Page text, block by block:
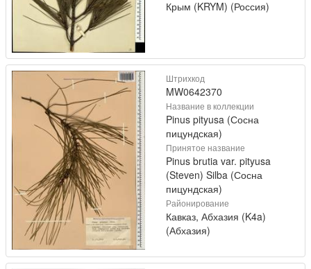
Крым (KRYM) (Россия)
Штрихкод
MW0642370
Название в коллекции
Pinus pityusa (Сосна
пицундская)
Принятое название
Pinus brutia var. pityusa
(Steven) Silba (Сосна
пицундская)
Районирование
Кавказ, Абхазия (K4a)
(Абхазия)